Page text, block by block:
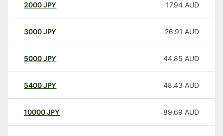
2000JPY 17.94 AUD
3000JPY 26.91 AUD
5000JPY 44.85 AUD
5400JPY 48.43 AUD
10000 JPY 89.69 AUD